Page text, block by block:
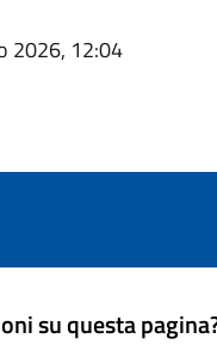
2026, 12:04
su questa